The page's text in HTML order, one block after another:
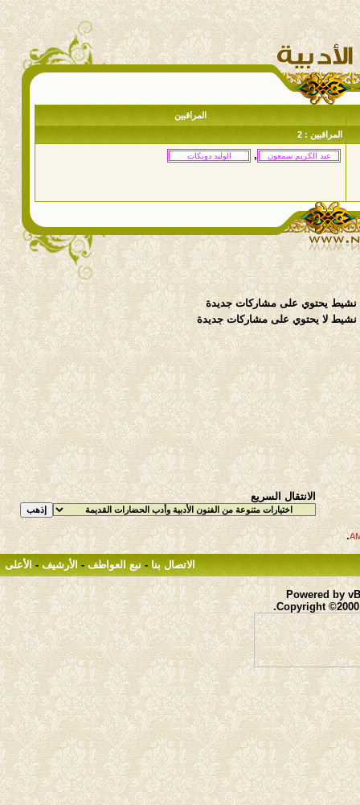
المراقبين
المراقبين : 2
,
يحتوي على مشاركات جديدة
لا يحتوي على مشاركات جديدة
الانتقال السريع
.
الاتصال بنا - نبع العواطف - الأرشيف - الأعلى
Powered by
Copyright